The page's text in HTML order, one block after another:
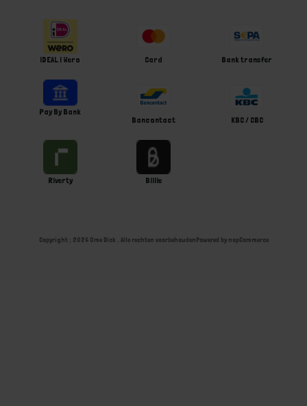
iDEAL | Wero Card Bank transfer
Pay By Bank
Bancontact
KBC / CBC
Riverty Billie
Copyright ; 2026 Ome Dick . Alle rechten voorbehoudenPowered by nopCommerce